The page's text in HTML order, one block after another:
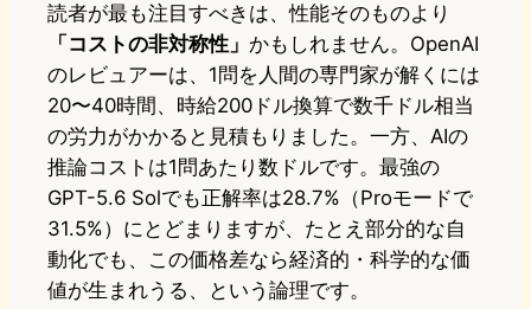
読者が最も注目すべきは、性能そのものより
「コストの非対称性」 かもしれません。OpenAI
のレビュアーは、1問を人間の専門家が解くには
20〜40時間、時給200ドル換算で数千ドル相当
の労力がかかると見積もりました。一方、AIの
推論コストは1問あたり数ドルです。最強の
GPT-5.6 Solでも正解率は28.7%（Proモードで
31.5%）にとどまりますが、たとえ部分的な自
動化でも、この価格差なら経済的・科学的な価
値が生まれうる、という論理です。